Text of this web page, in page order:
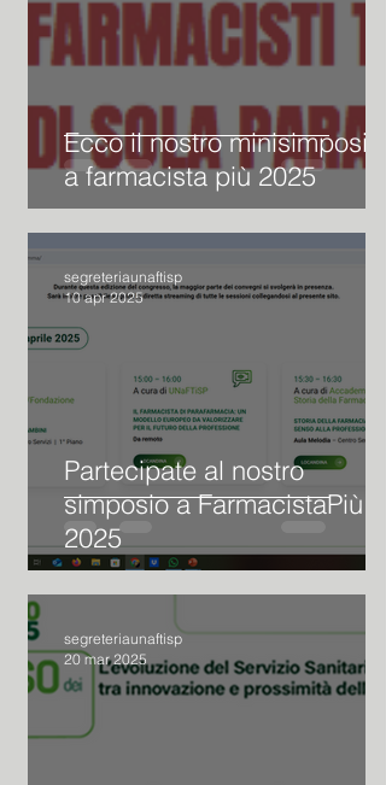
Ecco il nostro minisimposio
a farmacista più 2025
Partecipate al nostro
simposio a FarmacistaPiù
2025
segreteriaunaftisp
10 apr 2025
segreteriaunaftisp
20 mar 2025